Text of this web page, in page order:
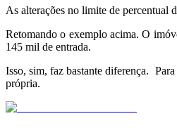
As alterações no limite de percentual
Retomando o exemplo acima. O
145 mil de entrada.
Isso, sim, faz bastante diferença.
própria.